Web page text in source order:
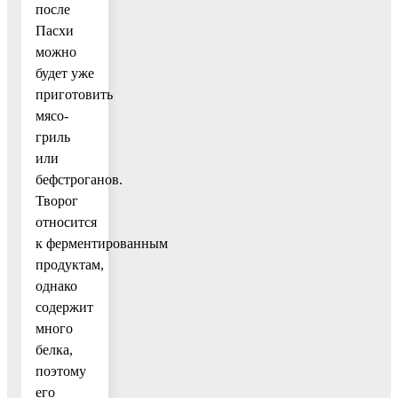
после
Пасхи
можно
будет уже
приготовить
мясо-
гриль
или
бефстроганов.
Творог
относится
к ферментированным
продуктам,
однако
содержит
много
белка,
поэтому
его